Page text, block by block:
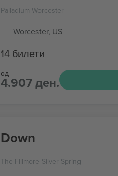
Palladium Worcester
Worcester, US
14 билети
од
4.907 ден.
Down
The Fillmore Silver Spring